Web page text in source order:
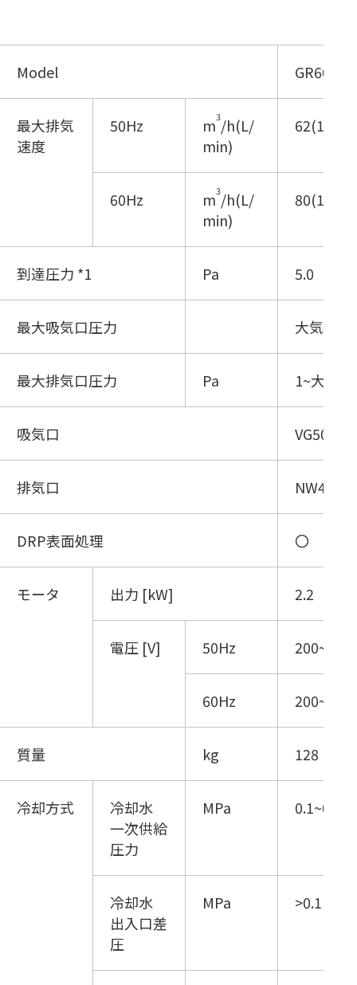
Model GR60A
最大排気
速度
50Hz m3/h(L/
min)
62(1030
60Hz m3/h(L/
min)
80(1333)
到達圧力 *1 Pa 5.0
最大吸気口圧力 大気圧
最大排気口圧力 Pa 1~大気圧
吸気口 VG50
排気口 NW40
DRP表面処理 〇
モータ 出力 [kW] 2.2
電圧 [V] 50Hz
60Hz
質量 kg 128
冷却方式
冷却水
一次供給
圧力
MPa 0.1~0.3
冷却水
出入口差
圧
MPa >0.1